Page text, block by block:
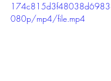
080p/mp4/file.mp4